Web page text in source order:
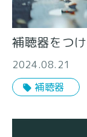
補聴器をつ
2024.08.21
補聴器